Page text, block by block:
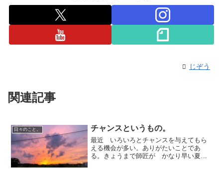
じぞう
関連記事
日々のこと。 チャンスというもの。
最近 いろいろとチャンスを与えてもら
える機会が多い。ありがたいことであ
る。きょうまで師匠が かなり早い夏休